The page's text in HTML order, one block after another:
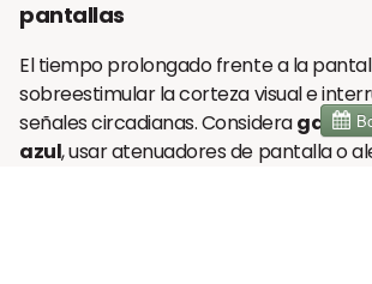
pantallas
El tiempo prolongado frente a la
sobreestimular la corteza visual e
señales circadianas. Consideragafas
azul, usar atenuadores de pantalla o